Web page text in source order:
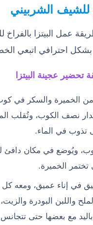
للشيف الشربيني
عمل البيتزا بالفراخ
بشكل احترافي اتبعي
تحضير عجينة البيتزا
الخميرة والسكر في
نصف الكوب، وتُقلب
تذوب في الماء.
ويُوضع في مكان
الخميرة.
في إناء عميق، ومعه
واللبن البودرة
باليد مع بعضها حتى